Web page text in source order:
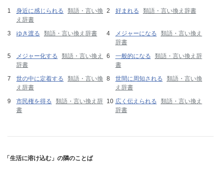
身近に感じられる
類語・言い換
え辞書
好まれる 類語・言い換え辞書
ゆき渡る 類語・言い換え辞書 メジャーになる
類語・言い換え
辞書
メジャー化する
類語・言い換え
辞書
一般的になる
類語・言い換え辞
書
世の中に定着する
類語・言い換
え辞書
世間に周知される
類語・言い換
え辞書
市民権を得る
類語・言い換え辞
書
広く伝えられる
類語・言い換え
辞書
「生活に溶け込む」の隣のことば